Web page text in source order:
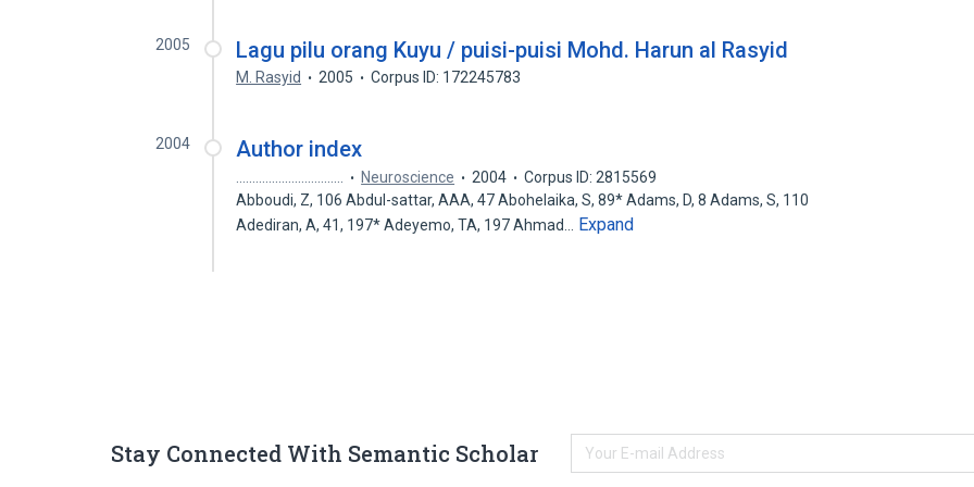
2005 Lagu pilu orang Kuyu / puisi-puisi Mohd. Harun al Rasyid
M. Rasyid 2005 Corpus ID: 172245783
2004 Author index
Neuroscience 2004
Corpus ID: 2815569
Abboudi, Z, 106 Abdul-sattar, AAA, 47 Abohelaika, S, 89* Adams, D, 8 Adams, S, 110
Adediran, A, 41, 197* Adeyemo, TA, 197 Ahmad…
Expand
Stay Connected With Semantic Scholar